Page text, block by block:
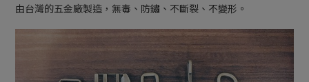
由台灣的五金廠製造，無毒、防鏽、不斷裂、不變形。